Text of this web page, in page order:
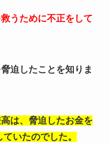
うために不正をして
迫したことを知りま
は、脅迫したお金を
いたのでした。